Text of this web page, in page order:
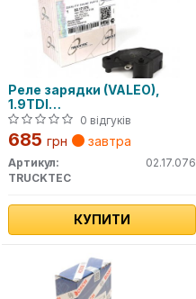
Реле зарядки (VALEO),
1.9TDI
Berlingo/Scudo/Ducato/T4
0 відгуків
685 грн завтра
Артикул:
02.17.076
TRUCKTEC
КУПИТИ